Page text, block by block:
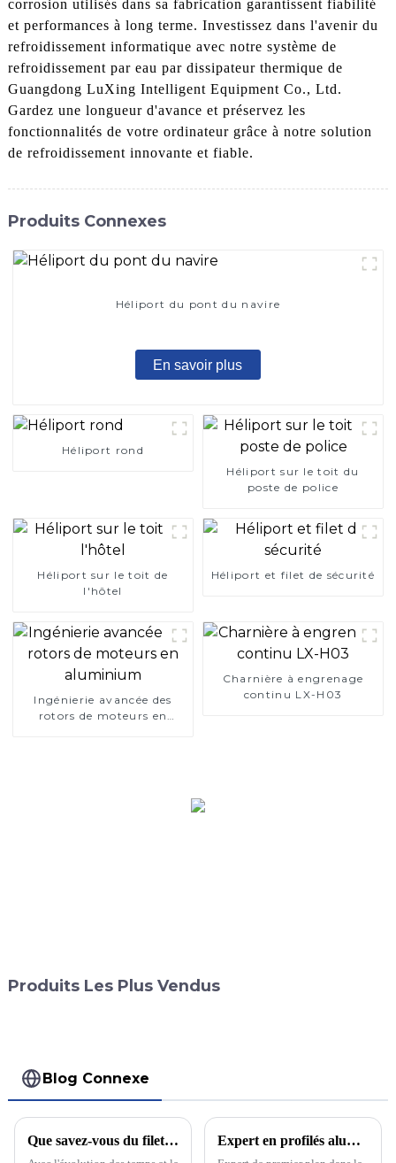
corrosion utilisés dans sa fabrication garantissent fiabilité
et performances à long terme. Investissez dans l'avenir du
refroidissement informatique avec notre système de
refroidissement par eau par dissipateur thermique de
Guangdong LuXing Intelligent Equipment Co., Ltd.
Gardez une longueur d'avance et préservez les
fonctionnalités de votre ordinateur grâce à notre solution
de refroidissement innovante et fiable.
Produits Connexes
Héliport du pont du navire
En savoir plus
Héliport rond
Héliport sur le toit du
poste de police
Héliport sur le toit de
l'hôtel
Héliport et filet de sécurité
Ingénierie avancée des
rotors de moteurs en
Charnière à engrenage
continu LX-H03
Produits Les Plus Vendus
Blog Connexe
Que savez-vous du filet de sécurité du levage automatique ? Expert en profilés aluminium et charnières à engrenages continus